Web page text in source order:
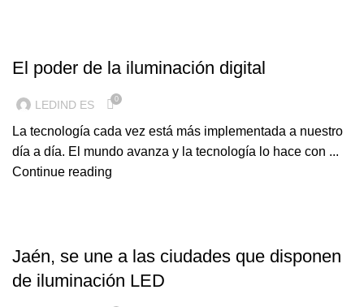
El poder de la iluminación digital
LEDIND ES 0
La tecnología cada vez está más implementada a nuestro
día a día. El mundo avanza y la tecnología lo hace con ...
Continue reading
Jaén, se une a las ciudades que disponen
de iluminación LED